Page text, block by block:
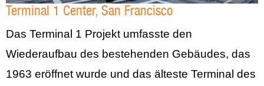
Terminal 1 Center, San Francisco
Das Terminal 1 Projekt umfasste den
Wiederaufbau des bestehenden Gebäudes, das
1963 eröffnet wurde und das älteste Terminal des